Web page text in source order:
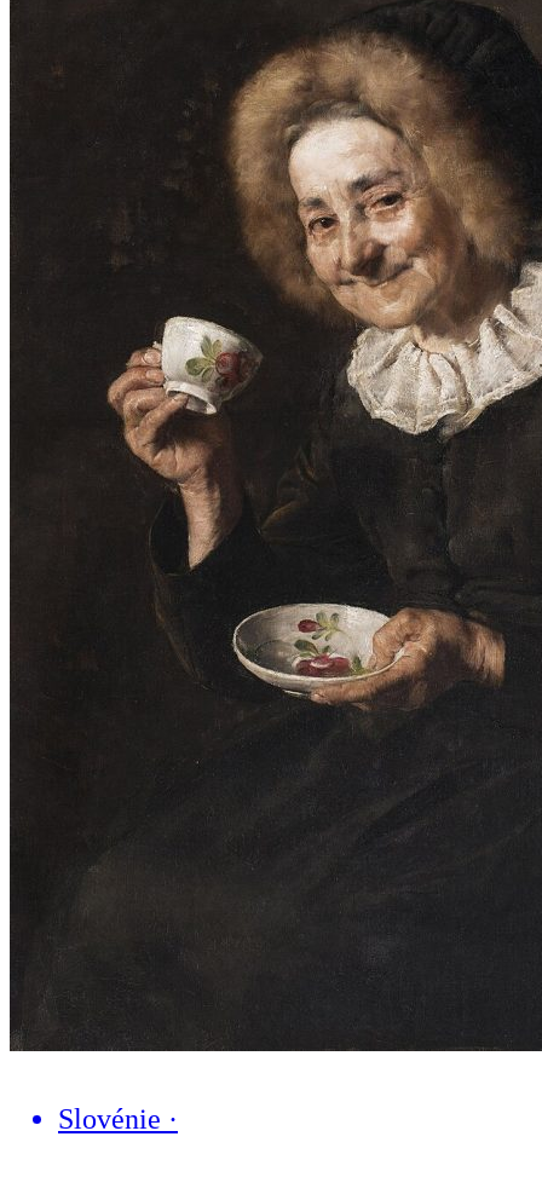
Slovénie ·